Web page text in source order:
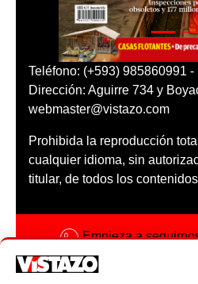
Teléfono: (+593) 985860991 -
Dirección: Aguirre 734 y
webmaster@vistazo.com
Prohibida la reproducción
cualquier idioma, sin
titular, de todos los
Empieza a